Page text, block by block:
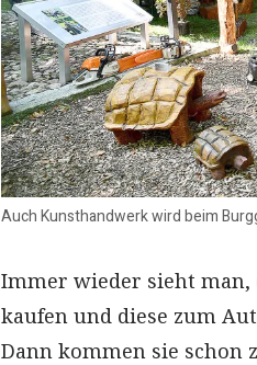
Auch Kunsthandwerk wird beim
Immer wieder sieht man,
kaufen und diese zum
Dann kommen sie schon